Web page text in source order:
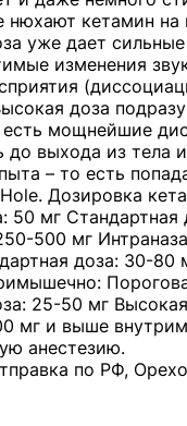
нюхают кетамин на
уже дает
изменения
доза
есть мощнейшие
до выхода из тела
– то есть
Дозировка
50 мг Стандартная
500 мг
доза: 30-80
25-50 мг
мг и выше
анестезию.
по РФ,